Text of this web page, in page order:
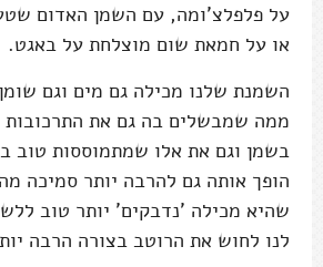
על פלפלצ'ומה, עם השמן האדום
או על חמאת שום מוצלחת על באגט.
השמנת שלנו מכילה גם מים וגם
ממה שמבשלים בה גם את
בשמן וגם את אלו שמתמוססות טוב
הופך אותה גם להרבה יותר סמיכה
שהיא מכילה 'נדבקים' יותר טוב
לנו לחוש את הרוטב בצורה הרבה